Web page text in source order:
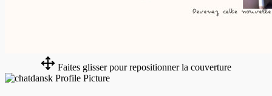
Faites glisser pour repositionner la couverture